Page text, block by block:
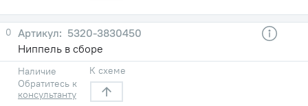
0
5320-3830450
Ниппель в сборе
Наличие
Обратитесь к
консультанту
К схеме